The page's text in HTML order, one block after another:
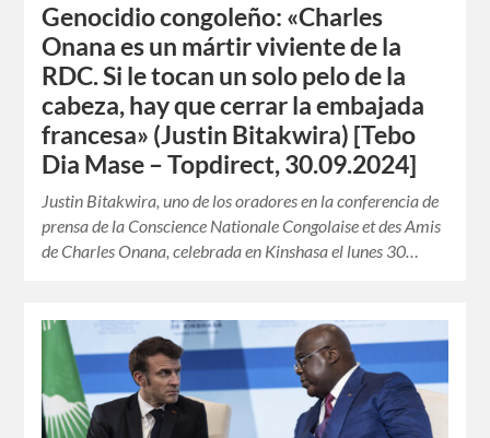
Genocidio congoleño: «Charles
Onana es un mártir viviente de la
RDC. Si le tocan un solo pelo de la
cabeza, hay que cerrar la embajada
francesa» (Justin Bitakwira) [Tebo
Dia Mase – Topdirect, 30.09.2024]
Justin Bitakwira, uno de los oradores en la conferencia de
prensa de la Conscience Nationale Congolaise et des Amis
de Charles Onana, celebrada en Kinshasa el lunes 30…